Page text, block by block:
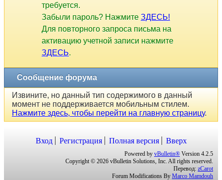
требуется.
Забыли пароль? Нажмите ЗДЕСЬ!
Для повторного запроса письма на
активацию учетной записи нажмите
ЗДЕСЬ.
Сообщение форума
Извините, но данный тип содержимого в данный
момент не поддерживается мобильным стилем.
Нажмите здесь, чтобы перейти на главную страницу.
Вход Регистрация Полная версия Вверх
Powered by vBulletin® Version 4.2.5
Copyright © 2026 vBulletin Solutions, Inc. All rights reserved.
Перевод: zCarot
Forum Modifications By Marco Mamdouh